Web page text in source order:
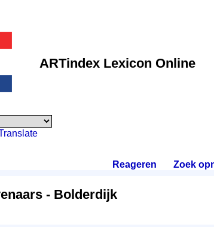
ARTindex Lexicon Online
Reageren Zoek
- Bolderdijk